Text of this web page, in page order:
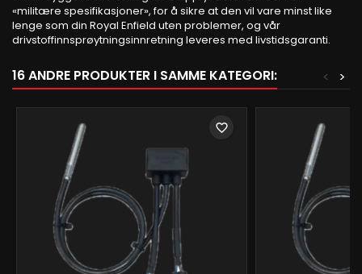
«militære spesifikasjoner», for å sikre at den vil vare minst like
lenge som din Royal Enfield uten problemer, og vår
drivstoffinnsprøytningsinnretning leveres med livstidsgaranti.
16 ANDRE PRODUKTER I SAMME KATEGORI: >
<
favorite_border